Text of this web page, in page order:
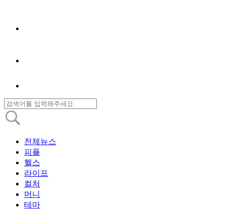
전체뉴스
피플
헬스
라이프
컬처
머니
테마